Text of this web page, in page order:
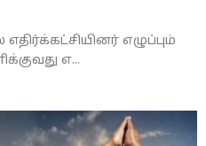
எழுப்பும்
எ...